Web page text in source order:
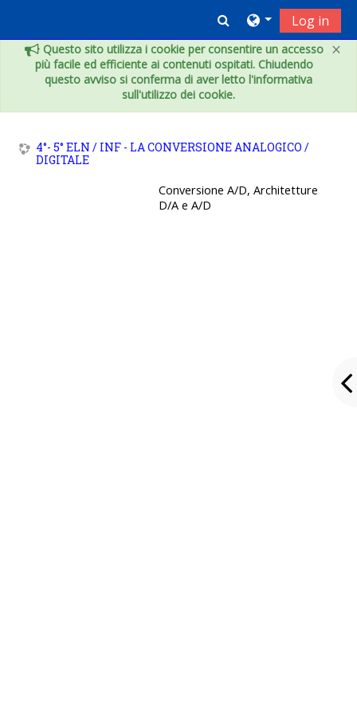
×
Questo sito utilizza i cookie per consentire un accesso
più facile ed efficiente ai contenuti ospitati. Chiudendo
questo avviso si conferma di aver letto l'informativa
sull'utilizzo dei cookie.
Toggle search
Log in
4°- 5° ELN / INF - LA CONVERSIONE ANALOGICO /
DIGITALE
Conversione A/D, Architetture
D/A e A/D